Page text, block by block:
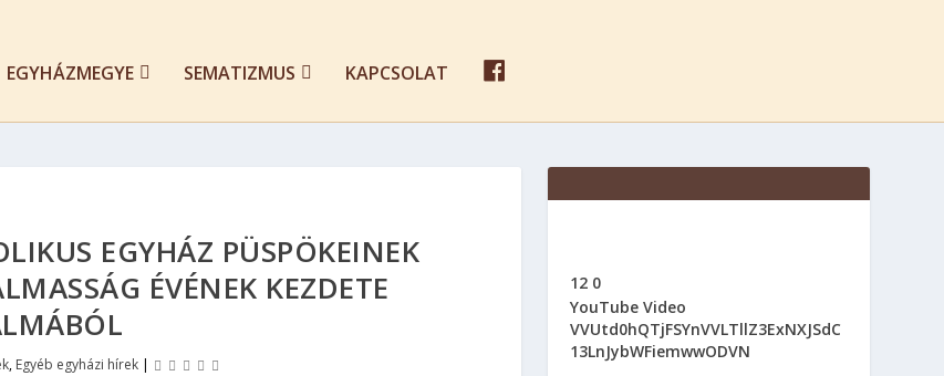
EGYHÁZMEGYE SEMATIZMUS KAPCSOLAT
E
EGYHÁZ PÜSPÖKEINEK
ÉVÉNEK KEZDETE
, Egyéb egyházi hírek|
12 0
YouTube Video
VVUtd0hQTjFSYnVVLTllZ3ExNXJSdC
13LnJybWFiemwwODVN